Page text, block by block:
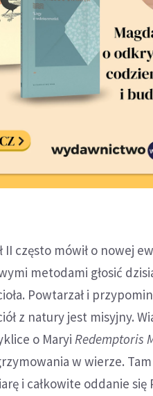
II często mówił o nowej
metodami głosić
Powtarzał i
z natury jest misyjny.
o Maryi Redemptoris
w wierze.
i całkowite oddanie się